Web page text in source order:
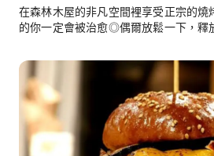
在森林木屋的非凡空間裡享受正宗的燒
的你一定會被治愈◎偶爾放鬆一下，釋